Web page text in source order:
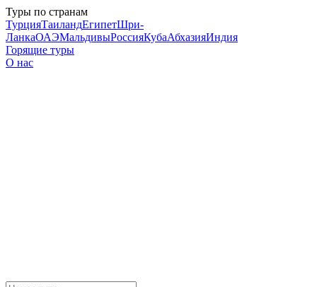
Туры по странам
ТурцияТаиландЕгипетШри-
ЛанкаОАЭМальдивыРоссияКубаАбхазияИндия
Горящие туры
О нас